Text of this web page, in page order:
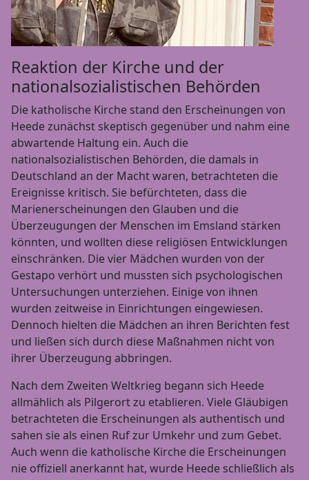
Reaktion der Kirche und der
nationalsozialistischen Behörden
Die katholische Kirche stand den Erscheinungen von
Heede zunächst skeptisch gegenüber und nahm eine
abwartende Haltung ein. Auch die
nationalsozialistischen Behörden, die damals in
Deutschland an der Macht waren, betrachteten die
Ereignisse kritisch. Sie befürchteten, dass die
Marienerscheinungen den Glauben und die
Überzeugungen der Menschen im Emsland stärken
könnten, und wollten diese religiösen Entwicklungen
einschränken. Die vier Mädchen wurden von der
Gestapo verhört und mussten sich psychologischen
Untersuchungen unterziehen. Einige von ihnen
wurden zeitweise in Einrichtungen eingewiesen.
Dennoch hielten die Mädchen an ihren Berichten fest
und ließen sich durch diese Maßnahmen nicht von
ihrer Überzeugung abbringen.
Nach dem Zweiten Weltkrieg begann sich Heede
allmählich als Pilgerort zu etablieren. Viele Gläubigen
betrachteten die Erscheinungen als authentisch und
sahen sie als einen Ruf zur Umkehr und zum Gebet.
Auch wenn die katholische Kirche die Erscheinungen
nie offiziell anerkannt hat, wurde Heede schließlich als